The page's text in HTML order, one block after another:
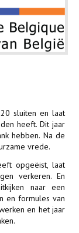
sluiten en laat
heeft. Dit jaar
hebben. Na de
vrede.
opgeëist, laat
verkeren. En
naar een
en formules van
en het jaar